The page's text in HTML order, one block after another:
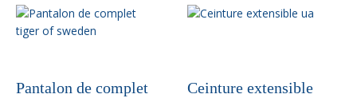
Pantalon de complet
Ce
produit
variations.
Ceinture extensible